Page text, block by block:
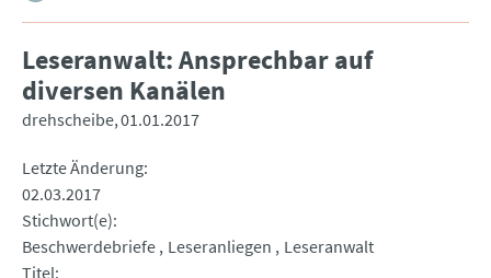
Leseranwalt: Ansprechbar auf
diversen Kanälen
drehscheibe 01.01.2017
Letzte Änderung
02.03.2017
Stichwort(e)
Beschwerdebriefe Leseranliegen
Leseranwalt
Titel